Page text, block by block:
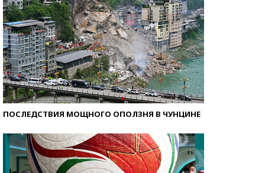
ПОСЛЕДСТВИЯ МОЩНОГО ОПОЛЗНЯ В ЧУНЦИНЕ